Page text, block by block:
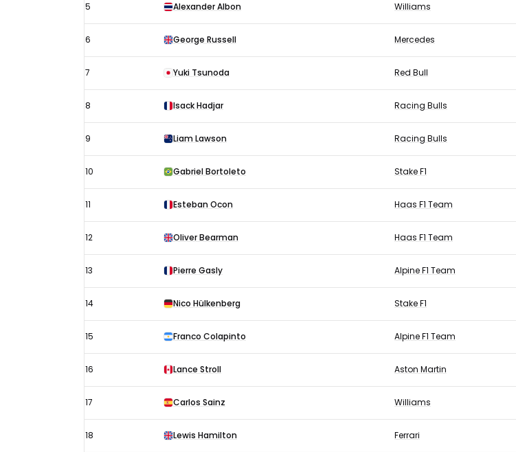
5 Alexander Albon Williams
6 George Russell Mercedes
7 Yuki Tsunoda Red Bull
8 Isack Hadjar Racing Bulls
9 Liam Lawson Racing Bulls
10 Gabriel Bortoleto Stake F1
11 Esteban Ocon Haas F1 Team
12 Oliver Bearman Haas F1 Team
13 Pierre Gasly Alpine F1 Team
14 Nico Hülkenberg Stake F1
15 Franco Colapinto Alpine F1 Team
16 Lance Stroll Aston Martin
17 Carlos Sainz Williams
18 Lewis Hamilton Ferrari